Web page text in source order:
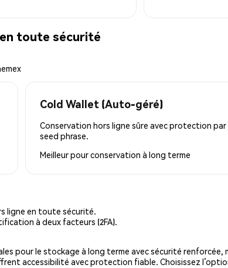
toute sécurité
Cold Wallet (Auto-géré)
Conservation hors ligne sûre avec protection par
seed phrase.
Meilleur pourconservation à long terme
ligne en toute sécurité.
à deux facteurs (2FA).
pour le stockage à long terme avec sécurité
accessibilité avec protection fiable. Choisissez